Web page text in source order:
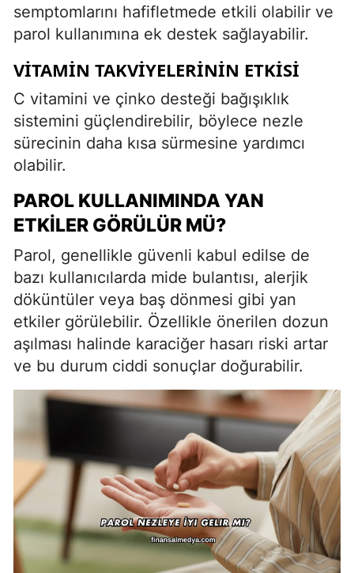
semptomlarını hafifletmede etkili olabilir ve
parol kullanımına ek destek sağlayabilir.
VITAMIN TAKVIYELERININ ETKISI
C vitamini ve çinko desteği bağışıklık
sistemini güçlendirebilir, böylece nezle
sürecinin daha kısa sürmesine yardımcı
olabilir.
PAROL KULLANIMINDA YAN
ETKILER GÖRÜLÜR MÜ?
Parol, genellikle güvenli kabul edilse de
bazı kullanıcılarda mide bulantısı, alerjik
döküntüler veya baş dönmesi gibi yan
etkiler görülebilir. Özellikle önerilen dozun
aşılması halinde karaciğer hasarı riski artar
ve bu durum ciddi sonuçlar doğurabilir.